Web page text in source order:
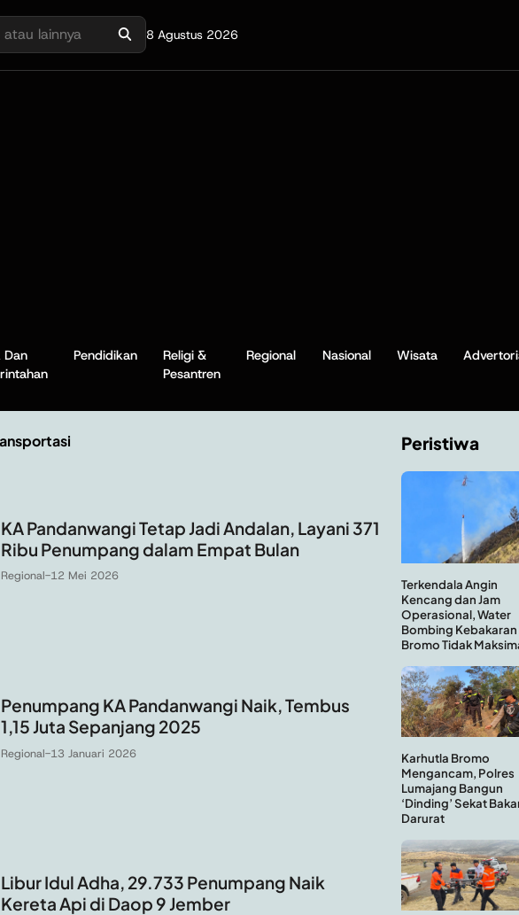
8 Agustus 2026
Dan
Pendidikan
Religi &
Pesantren
Regional Nasional Wisata
KA Pandanwangi Tetap Jadi Andalan, Layani 371
Ribu Penumpang dalam Empat Bulan
Regional-12 Mei 2026
Penumpang KA Pandanwangi Naik, Tembus
1,15 Juta Sepanjang 2025
Regional-13 Januari 2026
Libur Idul Adha, 29.733 Penumpang Naik
Kereta Api di Daop 9 Jember
Peristiwa
Terkendala Angin
Kencang dan Jam
Operasional, Water
Bombing Kebakaran
Bromo Tidak
Karhutla Bromo
Mengancam, Polres
Lumajang Bangun
‘Dinding’ Sekat
Darurat